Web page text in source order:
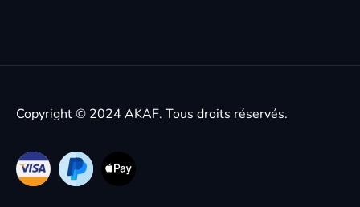
Copyright © 2024 AKAF. Tous droits réservés.